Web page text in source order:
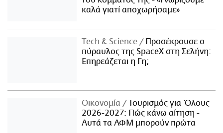
καλά γιατί αποχωρήσαμε»
Τech & Science
Προσέκρουσε ο
πύραυλος της SpaceX στη Σελήνη:
Επηρεάζεται η Γη;
Οικονομία
Τουρισμός για Όλους
2026-2027: Πώς κάνω αίτηση -
Αυτά τα ΑΦΜ μπορούν πρώτα